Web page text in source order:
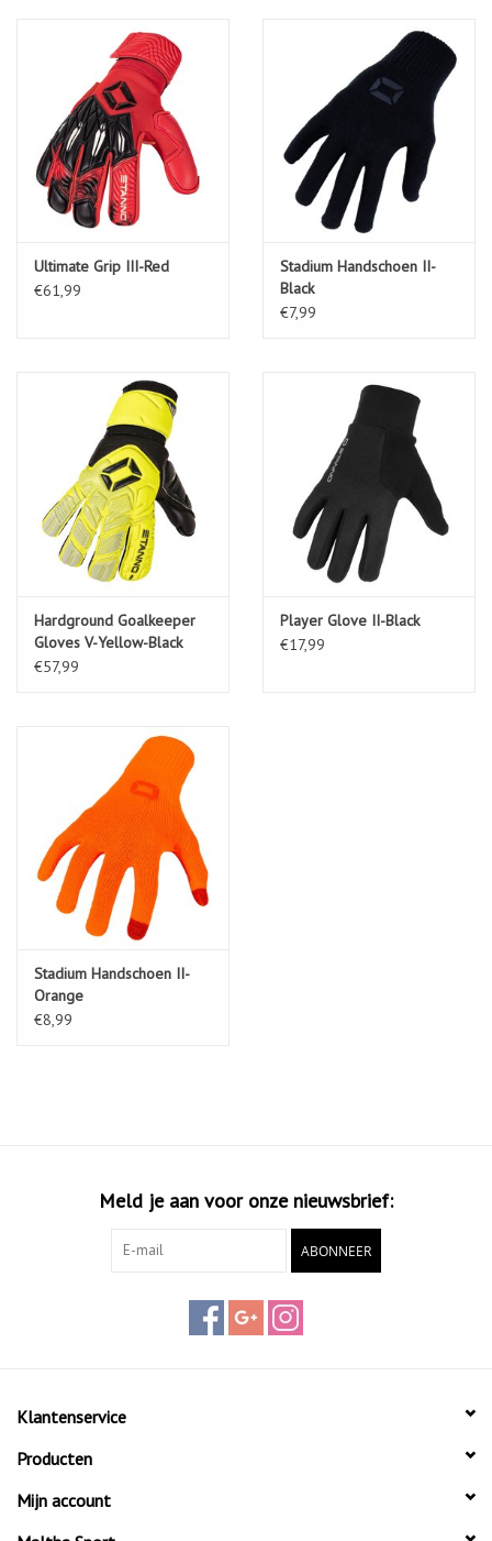
Ultimate Grip III-Red
€61,99
Stadium Handschoen II-
Black
€7,99
Hardground Goalkeeper
Gloves V-Yellow-Black
€57,99
Player Glove II-Black
€17,99
Stadium Handschoen II-
Orange
€8,99
Meld je aan voor onze nieuwsbrief:
ABONNEER
Klantenservice
Producten
Mijn account